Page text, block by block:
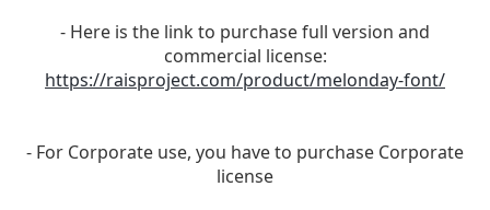
- Here is the link to purchase full version and
commercial license:
https://raisproject.com/product/melonday-font/
- For Corporate use, you have to purchase Corporate
license